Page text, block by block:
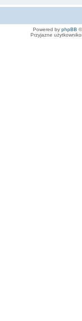
Powered by phpBB
Przyjazne